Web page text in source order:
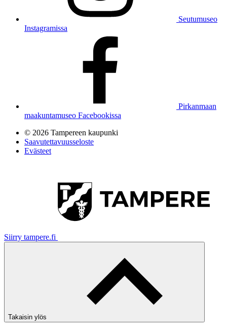
Seutumuseo
Instagramissa
Pirkanmaan
maakuntamuseo Facebookissa
© 2026 Tampereen kaupunki
Saavutettavuusseloste
Evästeet
Siirry tampere.fi
Takaisin ylös